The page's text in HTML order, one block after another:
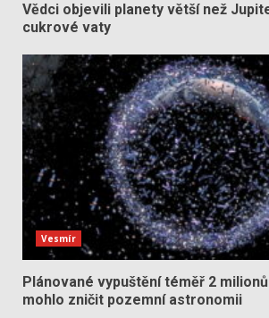
Vědci objevili planety větší než
cukrové vaty
Vesmír
Plánované vypuštění téměř 2
mohlo zničit pozemní astronomii